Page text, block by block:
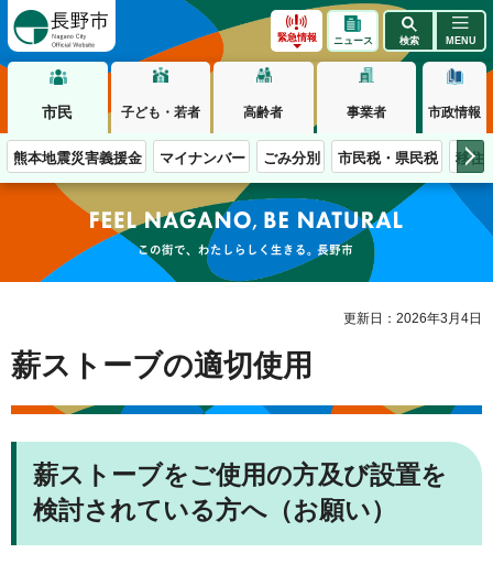
緊急情報 ニュース 検索 MENU
市民 子ども・若者 高齢者 事業者 市政情報
熊本地震災害義援金 マイナンバー ごみ分別 市民税・県民税 移住
この街で、わたしらしく生きる。長野市
更新日：2026年3月4日
薪ストーブの適切使用
薪ストーブをご使用の方及び設置を
検討されている方へ（お願い）